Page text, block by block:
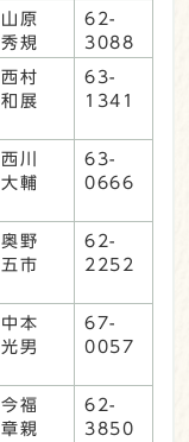
山原
秀規
62-
3088
西村
和展
63-
1341
西川
大輔
63-
0666
奥野
五市
62-
2252
中本
光男
67-
0057
今福
章親
62-
3850